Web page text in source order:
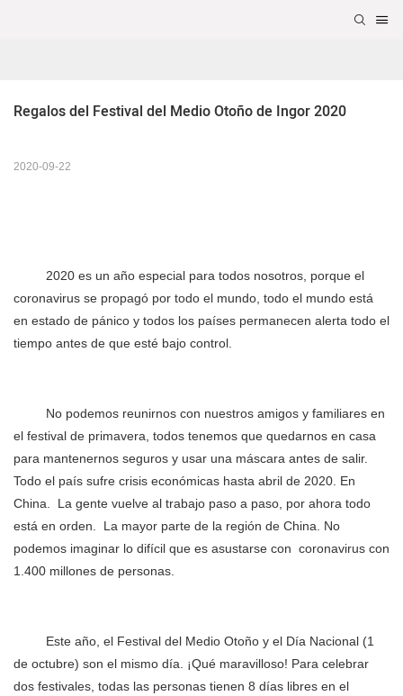
Regalos del Festival del Medio Otoño de Ingor 2020
2020-09-22
2020 es un año especial para todos nosotros, porque el
coronavirus se propagó por todo el mundo, todo el mundo está
en estado de pánico y todos los países permanecen alerta todo el
tiempo antes de que esté bajo control.
No podemos reunirnos con nuestros amigos y familiares en
el festival de primavera, todos tenemos que quedarnos en casa
para mantenernos seguros y usar una máscara antes de salir.
Todo el país sufre crisis económicas hasta abril de 2020. En
China.
La gente vuelve al trabajo paso a paso, por ahora todo
está en orden.
La mayor parte de la región de China. No
podemos imaginar lo difícil que es asustarse con coronavirus con
1.400 millones de personas.
Este año, el Festival del Medio Otoño y el Día Nacional (1
de octubre) son el mismo día. ¡Qué maravilloso! Para celebrar
dos festivales, todas las personas tienen 8 días libres en el